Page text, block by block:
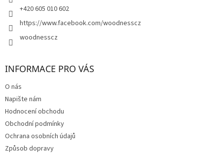
+420 605 010 602
https://www.facebook.com/woodnesscz
woodnesscz
INFORMACE PRO VÁS
O nás
Napište nám
Hodnocení obchodu
Obchodní podmínky
Ochrana osobních údajů
Způsob dopravy